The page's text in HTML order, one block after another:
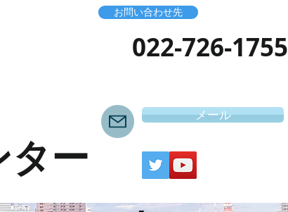
ー
お問い合わせ先
​022-726-1755
メール